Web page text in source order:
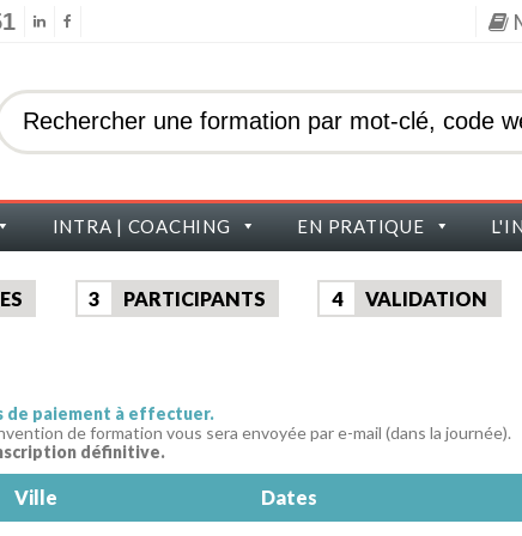
INTRA | COACHING EN PRATIQUE
3 PARTICIPANTS 4 VALIDATION
de paiement à effectuer.
de formation vous sera envoyée par e-mail (dans la journée).
définitive.
Ville Dates